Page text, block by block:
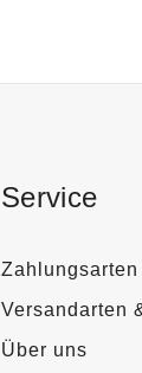
Service
Zahlungsarten
Versandarten
Über uns